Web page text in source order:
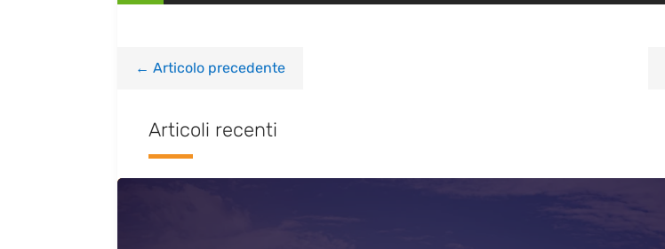
← Articolo precedente
Articoli recenti